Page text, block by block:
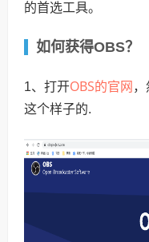
的首选工具。
如何获得OBS？
1、打开OBS的官网
这个样子的.